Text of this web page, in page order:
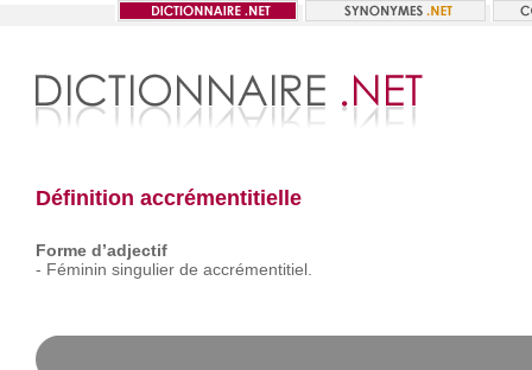
Définition accrémentitielle
Forme d’adjectif
- Féminin singulier de accrémentitiel.